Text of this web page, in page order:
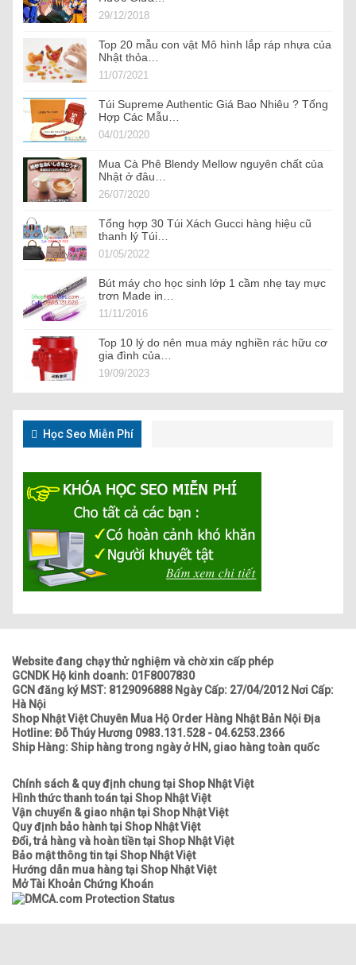
29/12/2018
Top 20 mẫu con vật Mô hình lắp ráp nhựa của
Nhật thỏa…
11/07/2021
Túi Supreme Authentic Giá Bao Nhiêu ? Tổng
Hợp Các Mẫu…
04/01/2020
Mua Cà Phê Blendy Mellow nguyên chất của
Nhật ở đâu…
26/07/2020
Tổng hợp 30 Túi Xách Gucci hàng hiệu cũ
thanh lý Túi…
01/05/2022
Bút máy cho học sinh lớp 1 cầm nhẹ tay mực
trơn Made in…
11/11/2016
Top 10 lý do nên mua máy nghiền rác hữu cơ
gia đình của…
19/09/2023
Học Seo Miễn Phí
Website đang chạy thử nghiệm và chờ xin cấp phép
GCNDK Hộ kinh doanh: 01F8007830
GCN đăng ký MST: 8129096888 Ngày Cấp: 27/04/2012 Nơi Cấp:
Hà Nội
Shop Nhật Việt Chuyên Mua Hộ Order Hàng Nhật Bản Nội Địa
Hotline: Đỗ Thúy Hương 0983.131.528 - 04.6253.2366
Ship Hàng: Ship hàng trong ngày ở HN, giao hàng toàn quốc
Chính sách & quy định chung tại Shop Nhật Việt
Hình thức thanh toán tại Shop Nhật Việt
Vận chuyển & giao nhận tại Shop Nhật Việt
Quy định bảo hành tại Shop Nhật Việt
Đổi, trả hàng và hoàn tiền tại Shop Nhật Việt
Bảo mật thông tin tại Shop Nhật Việt
Hướng dẫn mua hàng tại Shop Nhật Việt
Mở Tài Khoản Chứng Khoán